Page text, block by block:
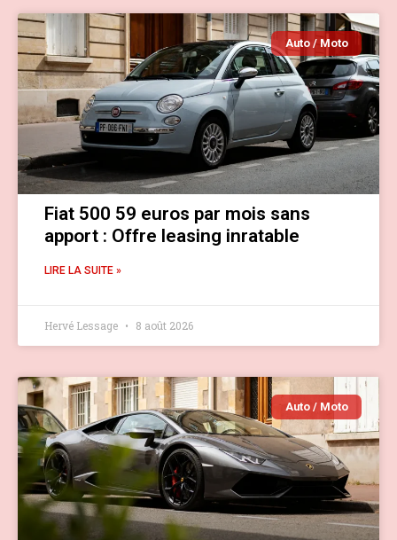
Auto / Moto
Fiat 500 59 euros par mois sans
apport : Offre leasing inratable
LIRE LA SUITE »
Hervé Lessage 8 août 2026
Auto / Moto